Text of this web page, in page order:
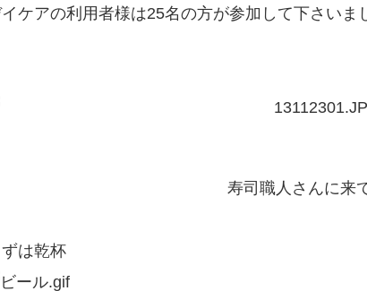
ケアの利用者様は25名の方が参加して下さいま
司職人さんに来て頂き
ずは乾杯